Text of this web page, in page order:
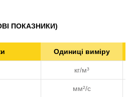
ПОКАЗНИКИ)
Одиниці виміру
кг/м³
мм²/с